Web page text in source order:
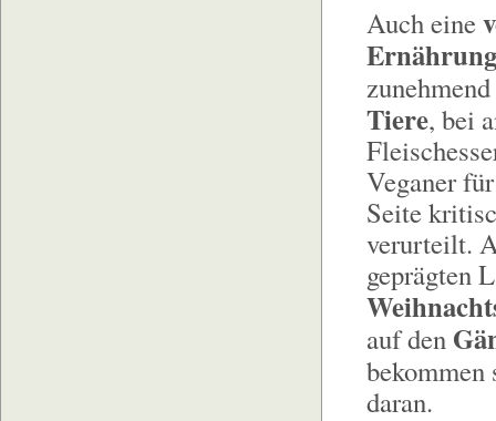
Auch eine
Tiere, bei
Veganer
Seite
verurteilt.
geprägten
auf den
daran.